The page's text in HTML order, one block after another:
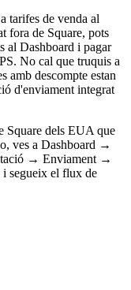
tarifes de venda al
fora de Square, pots
al Dashboard i pagar
No cal que truquis a
amb descompte estan
d'enviament integrat
Square dels EUA que
ves a Dashboard →
→ Enviament →
i segueix el flux de